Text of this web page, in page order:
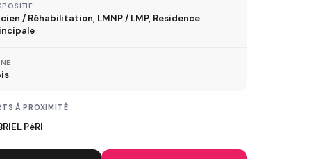
réduite
TVA à 5,5%
/ Réhabilitation, LMNP / LMP, Residence
À PROXIMITÉ
PéRI